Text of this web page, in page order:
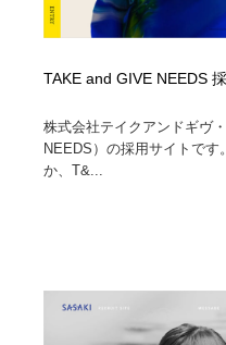
TAKE and GIVE NEEDS
株式会社テイクアンドギヴ
NEEDS）の採用サイトです
か、T&...